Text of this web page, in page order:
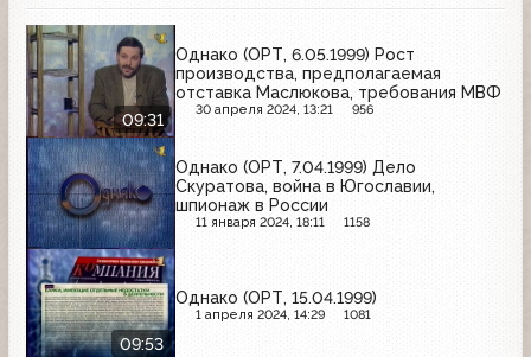
09:31
Однако (ОРТ, 6.05.1999) Рост
производства, предполагаемая
отставка Маслюкова, требования МВФ
30 апреля 2024, 13:21 956
Однако (ОРТ, 7.04.1999) Дело
Скуратова, война в Югославии,
шпионаж в России
11 января 2024, 18:11 1158
09:53
Однако (ОРТ, 15.04.1999)
1 апреля 2024, 14:29 1081